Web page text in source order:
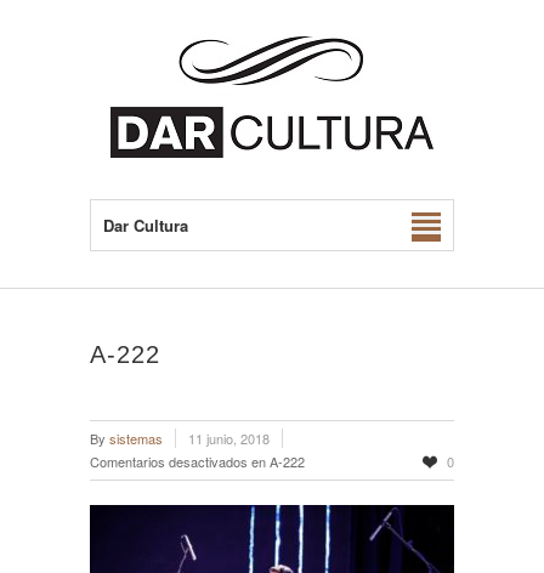
Dar Cultura
A-222
By sistemas
11 junio, 2018
Comentarios desactivados en A-222 0